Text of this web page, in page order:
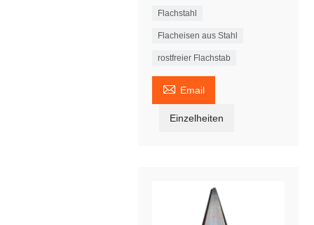
Flachstahl
Flacheisen aus Stahl
rostfreier Flachstab
 Email
Einzelheiten